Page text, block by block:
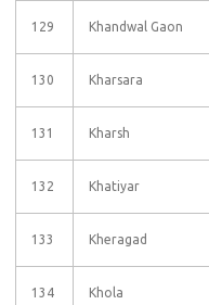
129 Khandwal Gaon
130 Kharsara
131 Kharsh
132 Khatiyar
133 Kheragad
134 Khola